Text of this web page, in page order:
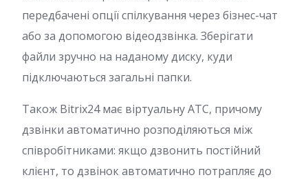
передбачені опції спілкування через бізнес-чат
або за допомогою відеодзвінка. Зберігати
файли зручно на наданому диску, куди
підключаються загальні папки.
Також Bitrix24 має віртуальну АТС, причому
дзвінки автоматично розподіляються між
співробітниками: якщо дзвонить постійний
клієнт, то дзвінок автоматично потрапляє до